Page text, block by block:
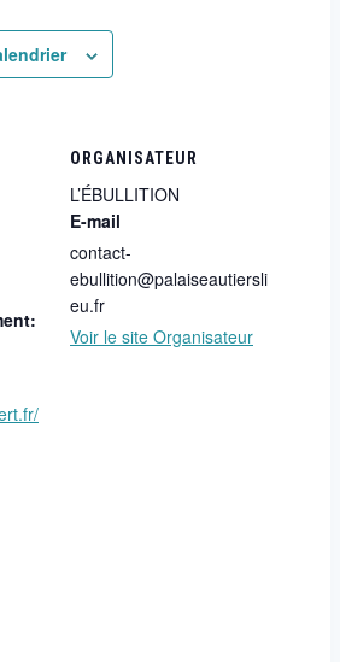
ORGANISATEUR
L’ÉBULLITION
E-mail
contact-
ebullition@palaiseautiersli
eu.fr
Voir le site Organisateur